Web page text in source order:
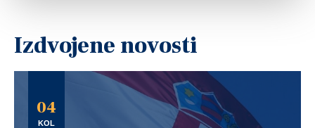
Izdvojene novosti
04
KOL